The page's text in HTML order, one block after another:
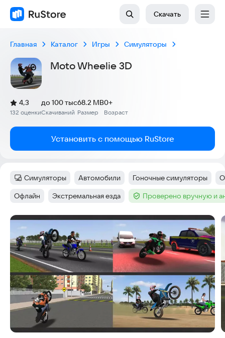
Скачать
Главная Каталог Игры Симуляторы
Moto Wheelie 3D
Рейтинг:
4,3
(
132 оценки
)
Скачиваний
до 100 тыс
Размер
68.2 MB
Возраст
0+
Установить с помощью RuStore
Категория:
Симуляторы Тег:
Автомобили Тег:
Гоночные симуляторы
Тег:
Офлайн Тег:
Экстремальная езда Тег :Проверено вручную и
Скриншоты